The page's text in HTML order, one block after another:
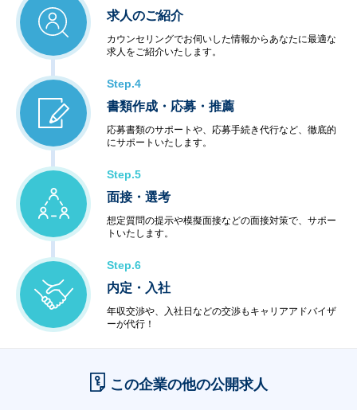
求人のご紹介
カウンセリングでお伺いした情報からあなたに最適な
求人をご紹介いたします。
Step.4
書類作成・応募・推薦
応募書類のサポートや、応募手続き代行など、徹底的
にサポートいたします。
Step.5
面接・選考
想定質問の提示や模擬面接などの面接対策で、サポー
トいたします。
Step.6
内定・入社
年収交渉や、入社日などの交渉もキャリアアドバイザ
ーが代行！
この企業の他の公開求人